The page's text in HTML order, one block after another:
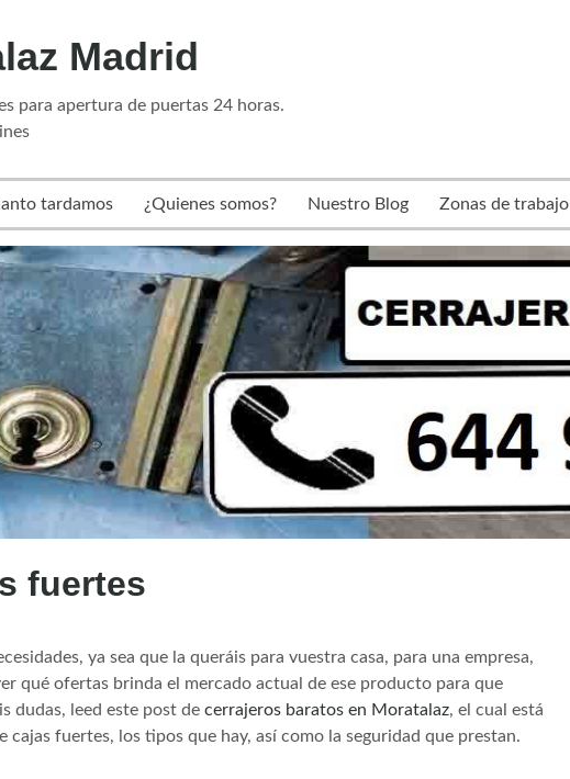
Madrid
para apertura de puertas 24 horas.
tardamos ¿Quienes somos? Nuestro Blog Zonas de trabajo
fuertes
ya sea que la queráis para vuestra casa, para una empresa,
qué ofertas brinda el mercado actual de ese producto para que
dudas, leed este post de cerrajeros baratos en Moratalaz, el cual está
fuertes, los tipos que hay, así como la seguridad que prestan.